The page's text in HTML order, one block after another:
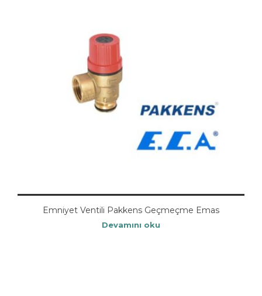
Emniyet Ventili Pakkens Geçmeçme Emas
Devamını oku